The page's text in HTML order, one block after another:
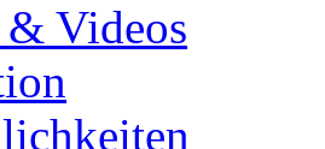
Videos